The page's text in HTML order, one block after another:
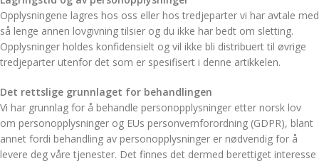
Opplysningene lagres hos oss eller hos tredjeparter vi har avtale med
så lenge annen lovgivning tilsier og du ikke har bedt om sletting.
Opplysninger holdes konfidensielt og vil ikke bli distribuert til øvrige
tredjeparter utenfor det som er spesifisert i denne artikkelen.
Det rettslige grunnlaget for behandlingen
Vi har grunnlag for å behandle personopplysninger etter norsk lov
om personopplysninger og EUs personvernforordning (GDPR), blant
annet fordi behandling av personopplysninger er nødvendig for å
levere deg våre tjenester. Det finnes det dermed berettiget interesse